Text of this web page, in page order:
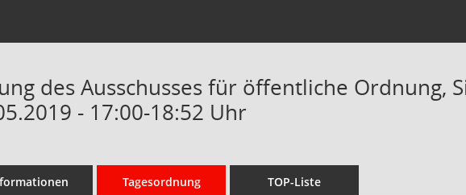
des Ausschusses für öffentliche Ordnung,
- 17:00-18:52 Uhr
Tagesordnung TOP-Liste